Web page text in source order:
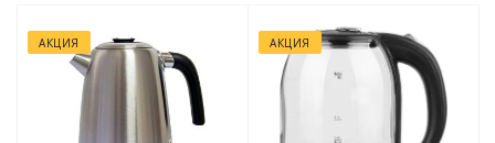
АКЦИЯ АКЦИЯ